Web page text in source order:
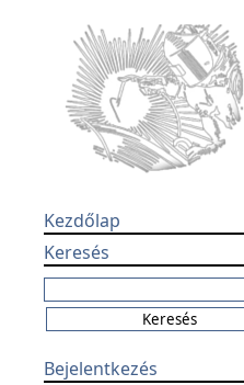
Kezdőlap
Keresés
Bejelentkezés